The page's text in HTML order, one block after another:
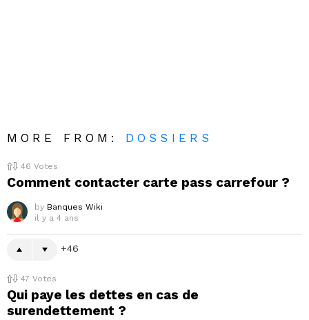
MORE FROM: DOSSIERS
46 Votes
Comment contacter carte pass carrefour ?
by Banques Wiki
il y a 4 ans
46
47 Votes
Qui paye les dettes en cas de
surendettement ?